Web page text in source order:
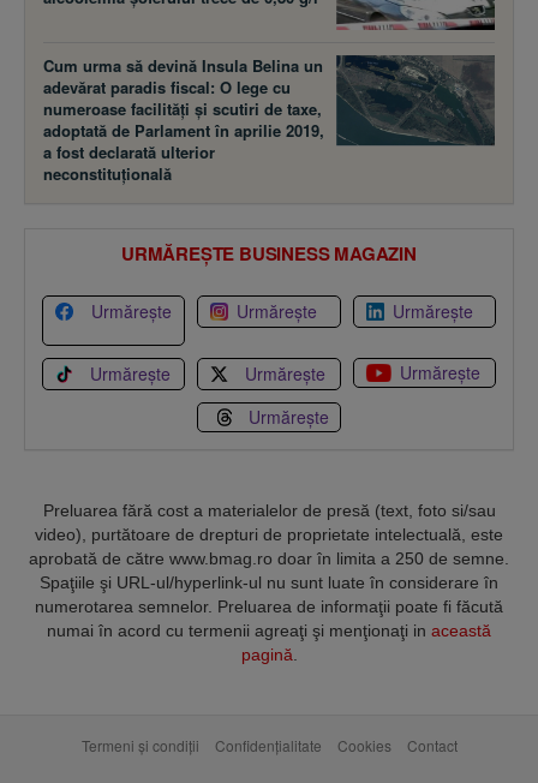
Cum urma să devină Insula Belina un
adevărat paradis fiscal: O lege cu
numeroase facilităţi şi scutiri de taxe,
adoptată de Parlament în aprilie 2019,
a fost declarată ulterior
neconstituţională
URMĂREȘTE BUSINESS MAGAZIN
Urmărește Urmărește Urmărește
Urmărește Urmărește
Urmărește
Urmărește
Preluarea fără cost a materialelor de presă (text, foto si/sau
video), purtătoare de drepturi de proprietate intelectuală, este
aprobată de către www.bmag.ro doar în limita a 250 de semne.
Spaţiile şi URL-ul/hyperlink-ul nu sunt luate în considerare în
numerotarea semnelor. Preluarea de informaţii poate fi făcută
numai în acord cu termenii agreaţi şi menţionaţi in această
pagină
Termeni și condiții Confidențialitate Cookies Contact